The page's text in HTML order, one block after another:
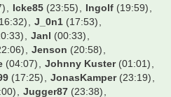
Icke85 (23:55) Ingolf (19:59)
J_0n1 (17:53)
Janl (00:33)
Jenson (20:58)
(04:07) Johnny Kuster (01:01)
(17:25) JonasKamper (23:19)